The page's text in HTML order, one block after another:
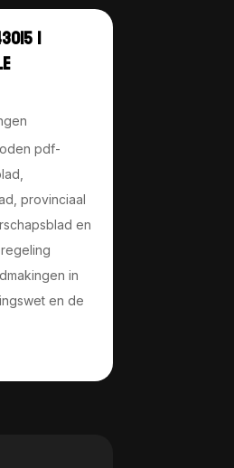
|
pdf-
provinciaal
en
in
en de